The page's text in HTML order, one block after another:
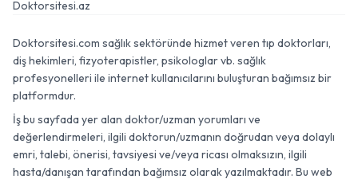
Doktorsitesi.az
Doktorsitesi.com sağlık sektöründe hizmet veren tıp doktorları,
diş hekimleri, fizyoterapistler, psikologlar vb. sağlık
profesyonelleri ile internet kullanıcılarını buluşturan bağımsız bir
platformdur.
İş bu sayfada yer alan doktor/uzman yorumları ve
değerlendirmeleri, ilgili doktorun/uzmanın doğrudan veya dolaylı
emri, talebi, önerisi, tavsiyesi ve/veya ricası olmaksızın, ilgili
hasta/danışan tarafından bağımsız olarak yazılmaktadır. Bu web